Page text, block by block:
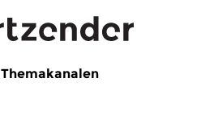
Themakanalen